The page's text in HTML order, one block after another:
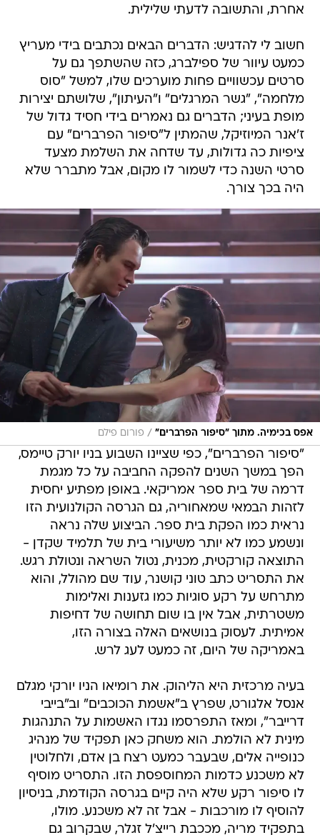
אחרת, והתשובה לדעתי שלילית.
חשוב לי להדגיש: הדברים הבאים נכתבים בידי מעריץ
כמעט עיוור של ספילברג, כזה שהשתפך גם על
סרטים עכשוויים פחות מוערכים שלו, למשל "סוס
מלחמה", "גשר המרגלים" ו"העיתון", שלושתם יצירות
מופת בעיני; הדברים גם נאמרים בידי חסיד גדול של
ז'אנר המיוזיקל, שהמתין ל"סיפור הפרברים" עם
ציפיות כה גדולות, עד שדחה את השלמת מצעד
סרטי השנה כדי לשמור לו מקום, אבל מתברר שלא
היה בכך צורך.
אפס בכימיה. מתוך "סיפור הפרברים" / פורום פילם
"סיפור הפרברים", כפי שציינו השבוע בניו יורק טיימס,
הפך במשך השנים להפקה החביבה על כל מגמת
דרמה של בית ספר אמריקאי. באופן מפתיע יחסית
לזהות הבמאי שמאחוריה, גם הגרסה הקולנועית הזו
נראית כמו הפקת בית ספר. הביצוע שלה נראה
ונשמע כמו לא יותר משיעורי בית של תלמיד שקדן -
התוצאה קורקטית, מכנית, נטול השראה ונטולת רגש.
את התסריט כתב טוני קושנר, עוד שם מהולל, והוא
מתרחש על רקע סוגיות כמו גזענות ואלימות
משטרתית, אבל אין בו שום תחושה של דחיפות
אמיתית. לעסוק בנושאים האלה בצורה הזו,
באמריקה של היום, זה כמעט לעג לרש.
בעיה מרכזית היא הליהוק. את רומיאו הניו יורקי מגלם
אנסל אלגורט, שפרץ ב"אשמת הכוכבים" וב"בייבי
דרייבר", ומאז התפרסמו נגדו האשמות על התנהגות
מינית לא הולמת. הוא משחק כאן תפקיד של מנהיג
כנופייה אלים, שבעבר כמעט רצח בן אדם, ולחלוטין
לא משכנע כדמות המחוספסת הזו. התסריט מוסיף
לו סיפור רקע שלא היה קיים בגרסה הקודמת, בניסיון
להוסיף לו מורכבות - אבל זה לא משכנע. מולו,
בתפקיד מריה, מככבת רייצ'ל זגלר, שבקרוב גם